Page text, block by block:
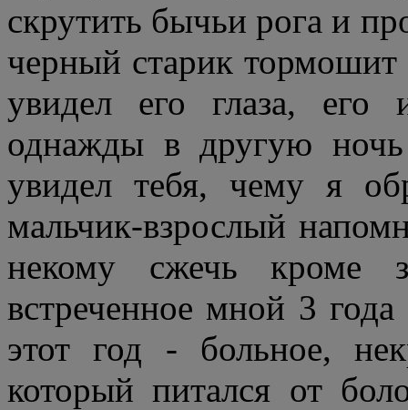
скрутить бычьи рога и
черный старик тормошит
увидел его глаза,
однажды в другую
увидел тебя, чему я
мальчик-взрослый
некому сжечь кроме
встреченное мной 3
этот год - больное,
который питался от